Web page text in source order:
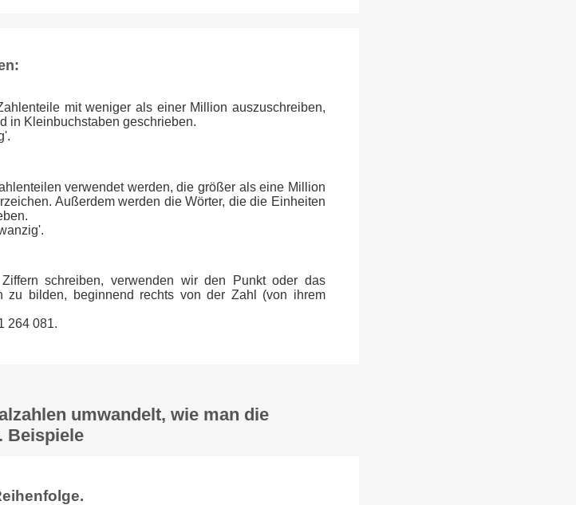
mit weniger als einer Million auszuschreiben,
in Kleinbuchstaben geschrieben.
verwendet werden, die größer als eine Million
Außerdem werden die Wörter, die die Einheiten
schreiben, verwenden wir den Punkt oder das
zu bilden, beginnend rechts von der Zahl (von ihrem
264 081.
umwandelt, wie man die
Beispiele